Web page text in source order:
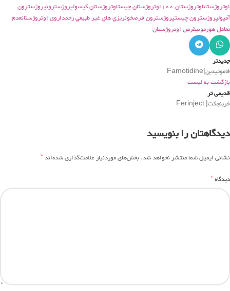
اوتروژستاناوتروژستان 100اوتروژستان چیستاوتروژستان کپسولپروژسترونپروژسترون
آمپولپروژسترون چيستپروژسترون قرصخونريزي هاي غير طبيعي رحمداروی اوتروژستانعدم
تعادل هورمونيقرص اوتروژستان
جدیدتر
فاموتیدین|Famotidine
بازگشت به لیست
قدیمی تر
فرینجکت| Ferinject
دیدگاهتان را بنویسید
نشانی ایمیل شما منتشر نخواهد شد.بخش‌های موردنیاز علامت‌گذاری شده‌اند*
دیدگاه*